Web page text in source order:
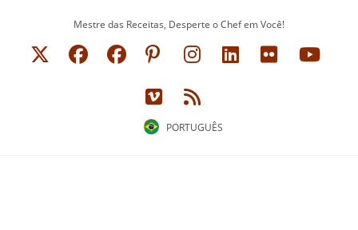
Mestre das Receitas, Desperte o Chef em Você!
PORTUGUÊS